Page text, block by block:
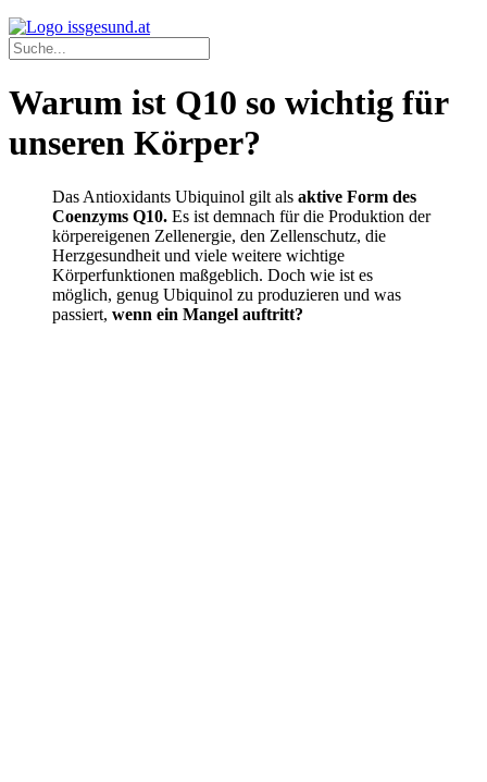
Warum ist Q10 so wichtig für
unseren Körper?
Das Antioxidants Ubiquinol gilt als aktive Form des
Coenzyms Q10. Es ist demnach für die Produktion der
körpereigenen Zellenergie, den Zellenschutz, die
Herzgesundheit und viele weitere wichtige
Körperfunktionen maßgeblich. Doch wie ist es
möglich, genug Ubiquinol zu produzieren und was
passiert, wenn ein Mangel auftritt?